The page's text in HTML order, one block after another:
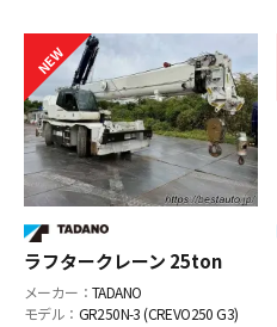
ラフタークレーン 25ton
メーカー： TADANO
モデル： GR250N-3 (CREVO250 G3)